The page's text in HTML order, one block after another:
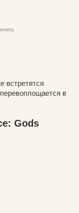
встретятся
в
Gods